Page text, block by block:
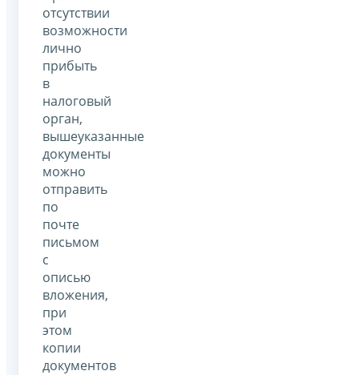
отсутствии
возможности
лично
прибыть
в
налоговый
орган,
вышеуказанные
документы
можно
отправить
по
почте
письмом
с
описью
вложения,
при
этом
копии
документов